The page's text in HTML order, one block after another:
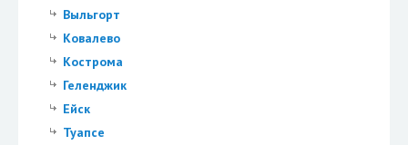
Выльгорт
Ковалево
Кострома
Геленджик
Ейск
Туапсе